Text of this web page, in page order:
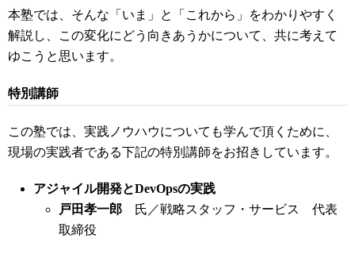
本塾では、そんな「いま」と「これから」をわかりやすく
解説し、
この変化にどう向きあうかについて、共に考えて
ゆこうと思います。
特別講師
この塾では、実践ノウハウについても学んで頂くために、
現場の実践者である下記の特別講師をお招きしています。
アジャイル開発とDevOpsの実践
戸田孝一郎 氏／戦略スタッフ・サービス 代表
取締役